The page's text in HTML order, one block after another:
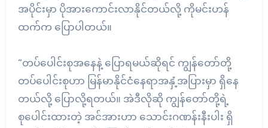
အပိုင်းမှာ ပိုအားကောင်းလာနိုင်တယ်လို့ ကိုမင်းဟန်
ထက်က ပြောပါတယ်။
“တပ်ပေါင်းစုအနေနဲ့ ပြောရမယ်ဆိုရင် ကျွန်တော်တို့
တပ်ပေါင်းစုဟာ မြန်မာနိုင်ငံနေရာအနှံ့အပြားမှာ ရှိနေ
တယ်လို့ ပြောလို့ရတယ်။ အဲဒီလိုဆို ကျွန်တော်တို့ရဲ့
စုပေါင်းထားတဲ့ အင်အားဟာ သောင်းဂဏန်းနီးပါး ရှိ